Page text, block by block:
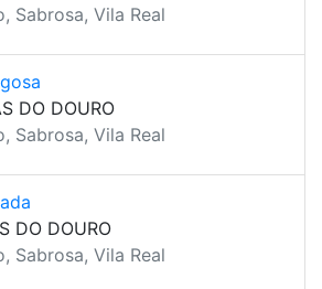
Sabrosa, Vila Real
DO DOURO
Sabrosa, Vila Real
DO DOURO
Sabrosa, Vila Real